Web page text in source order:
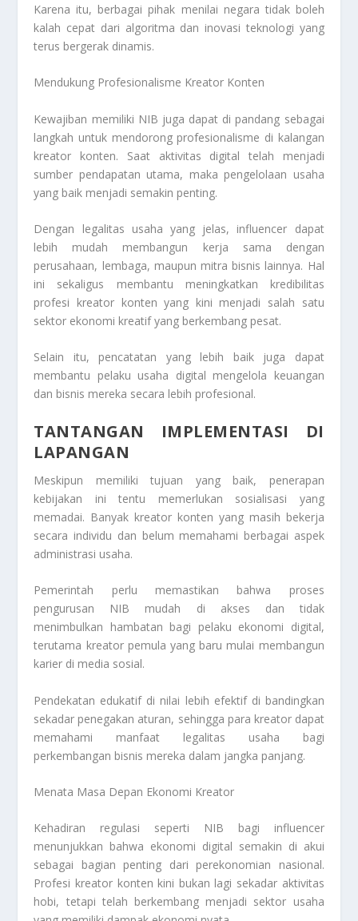
Karena itu, berbagai pihak menilai negara tidak boleh
kalah cepat dari algoritma dan inovasi teknologi yang
terus bergerak dinamis.
Mendukung Profesionalisme Kreator Konten
Kewajiban memiliki NIB juga dapat di pandang sebagai
langkah untuk mendorong profesionalisme di kalangan
kreator konten. Saat aktivitas digital telah menjadi
sumber pendapatan utama, maka pengelolaan usaha
yang baik menjadi semakin penting.
Dengan legalitas usaha yang jelas, influencer dapat
lebih mudah membangun kerja sama dengan
perusahaan, lembaga, maupun mitra bisnis lainnya. Hal
ini sekaligus membantu meningkatkan kredibilitas
profesi kreator konten yang kini menjadi salah satu
sektor ekonomi kreatif yang berkembang pesat.
Selain itu, pencatatan yang lebih baik juga dapat
membantu pelaku usaha digital mengelola keuangan
dan bisnis mereka secara lebih profesional.
TANTANGAN IMPLEMENTASI DI
LAPANGAN
Meskipun memiliki tujuan yang baik, penerapan
kebijakan ini tentu memerlukan sosialisasi yang
memadai. Banyak kreator konten yang masih bekerja
secara individu dan belum memahami berbagai aspek
administrasi usaha.
Pemerintah perlu memastikan bahwa proses
pengurusan NIB mudah di akses dan tidak
menimbulkan hambatan bagi pelaku ekonomi digital,
terutama kreator pemula yang baru mulai membangun
karier di media sosial.
Pendekatan edukatif di nilai lebih efektif di bandingkan
sekadar penegakan aturan, sehingga para kreator dapat
memahami manfaat legalitas usaha bagi
perkembangan bisnis mereka dalam jangka panjang.
Menata Masa Depan Ekonomi Kreator
Kehadiran regulasi seperti NIB bagi influencer
menunjukkan bahwa ekonomi digital semakin di akui
sebagai bagian penting dari perekonomian nasional.
Profesi kreator konten kini bukan lagi sekadar aktivitas
hobi, tetapi telah berkembang menjadi sektor usaha